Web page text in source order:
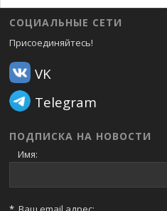
СОЦИАЛЬНЫЕ СЕТИ
Присоединяйтесь!
VK
Telegram
ПОДПИСКА НА НОВОСТИ
Имя: